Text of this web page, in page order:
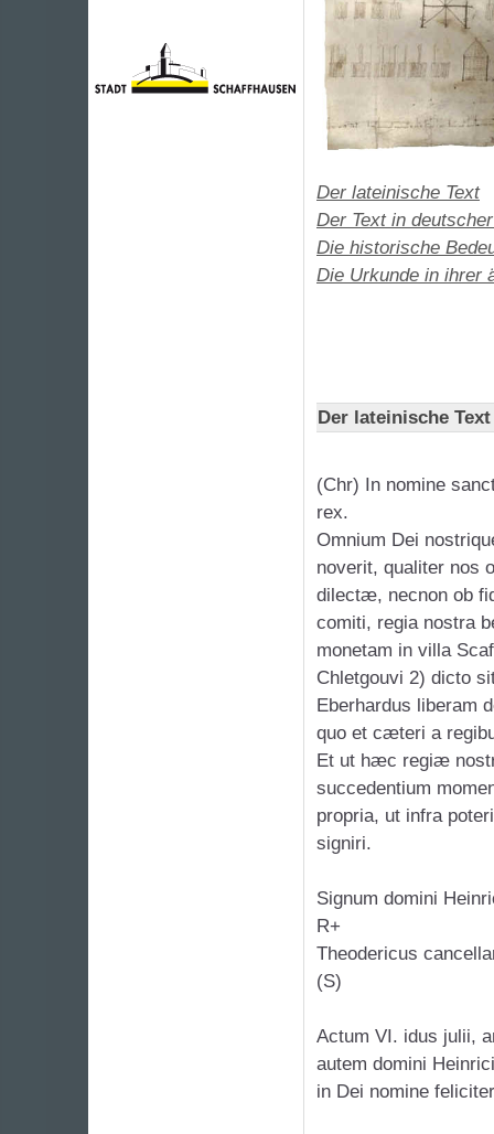
Der lateinische Text
Der Text in
Die historische
Die Urkunde in ihrer
Der lateinische Text
(Chr) In nomine
rex.
Omnium Dei
noverit, qualiter nos
dilectæ, necnon ob
comiti, regia nostra
monetam in villa
Chletgouvi 2) dicto
Eberhardus liberam
quo et cæteri a
Et ut hæc regiæ
succedentium
propria, ut infra
signiri.
Signum domini
R+
Theodericus
(S)
Actum VI. idus julii,
autem domini
in Dei nomine